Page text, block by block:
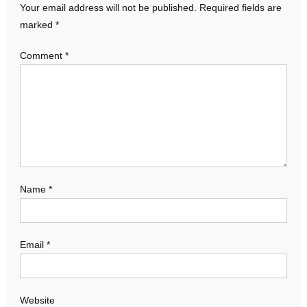
Your email address will not be published.
Required fields are
marked *
Comment *
Name *
Email *
Website